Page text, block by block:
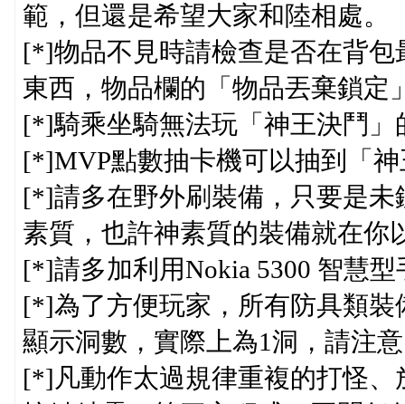
範，但還是希望大家和陸相處。
[*]物品不見時請檢查是否在背
東西，物品欄的「物品丟棄鎖定
[*]騎乘坐騎無法玩「神王決鬥」
[*]MVP點數抽卡機可以抽到「
[*]請多在野外刷裝備，只要是
素質，也許神素質的裝備就在你
[*]請多加利用Nokia 5300 智慧
[*]為了方便玩家，所有防具類
顯示洞數，實際上為1洞，請注
[*]凡動作太過規律重複的打怪